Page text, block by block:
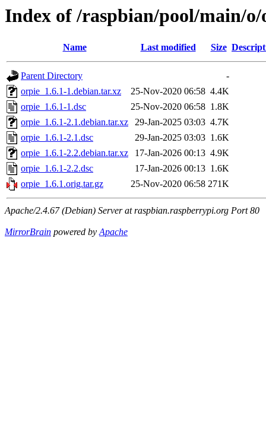
Index of /raspbian/pool/main/
Name Last modified Size
Parent Directory
-
orpie_1.6.1-1.debian.tar.xz
25-Nov-2020 06:58 4.4K
orpie_1.6.1-1.dsc
25-Nov-2020 06:58 1.8K
orpie_1.6.1-2.1.debian.tar.xz
29-Jan-2025 03:03 4.7K
orpie_1.6.1-2.1.dsc
29-Jan-2025 03:03 1.6K
orpie_1.6.1-2.2.debian.tar.xz
17-Jan-2026 00:13 4.9K
orpie_1.6.1-2.2.dsc
17-Jan-2026 00:13 1.6K
orpie_1.6.1.orig.tar.gz
25-Nov-2020 06:58 271K
Apache/2.4.67 (Debian) Server at raspbian.raspberrypi.org Port 80
MirrorBrain powered byApache